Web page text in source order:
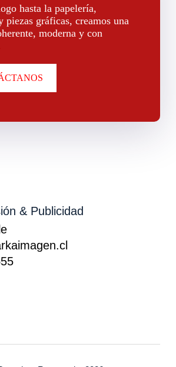
hasta la papelería,
piezas gráficas, creamos una
moderna y con
& Publicidad